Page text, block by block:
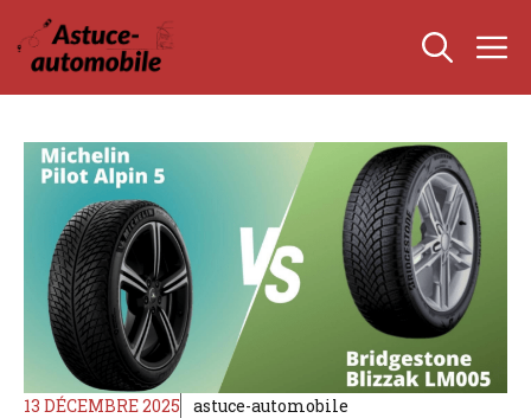
au
contenu
13 DÉCEMBRE 2025 astuce-automobile